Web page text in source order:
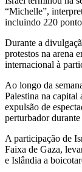
“Michelle”,
incluindo 220
Durante a
protestos na arena
internacional à
Ao longo da
Palestina na capital
expulsão de
perturbador durante
A participação de
Faixa de Gaza,
e Islândia a